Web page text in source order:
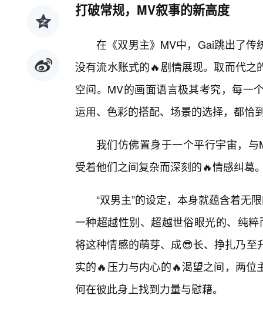
打破常规，MV叙事的新高度
在《双男主》MV中，Gai跳出了
没有流水账式的🔥剧情展现。取而代
空间。MV的画面语言极其考究，每一
运用、色彩的搭配、场景的选择，都恰
我们仿佛置身于一个平行宇宙，
受着他们之间复杂而深刻的🔥情感纠葛
“双男主”的设定，本身就蕴含着无
一种超越性别、超越世俗眼光的、纯
将这种情感的萌芽、成😎长、挣扎乃
实的🔥压力与内心的🔥渴望之间，两
何在彼此身上找到力量与慰藉。